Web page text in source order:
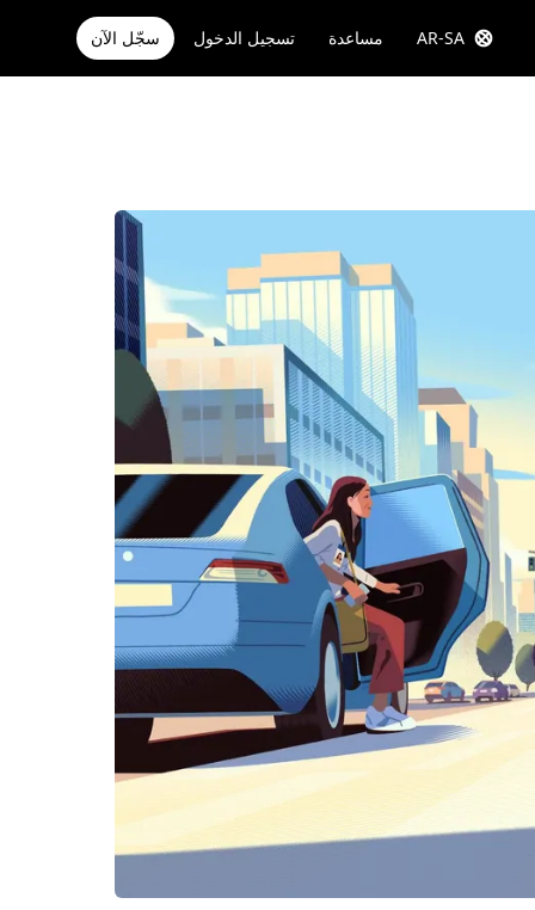
AR-SA مساعدة تسجيل الدخول سجّل الآن